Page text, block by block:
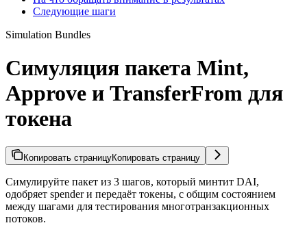
Следующие шаги
Simulation Bundles
Симуляция пакета Mint,
Approve и TransferFrom для
токена
Копировать страницуКопировать страницу
Симулируйте пакет из 3 шагов, который минтит DAI,
одобряет spender и передаёт токены, с общим состоянием
между шагами для тестирования многотранзакционных
потоков.